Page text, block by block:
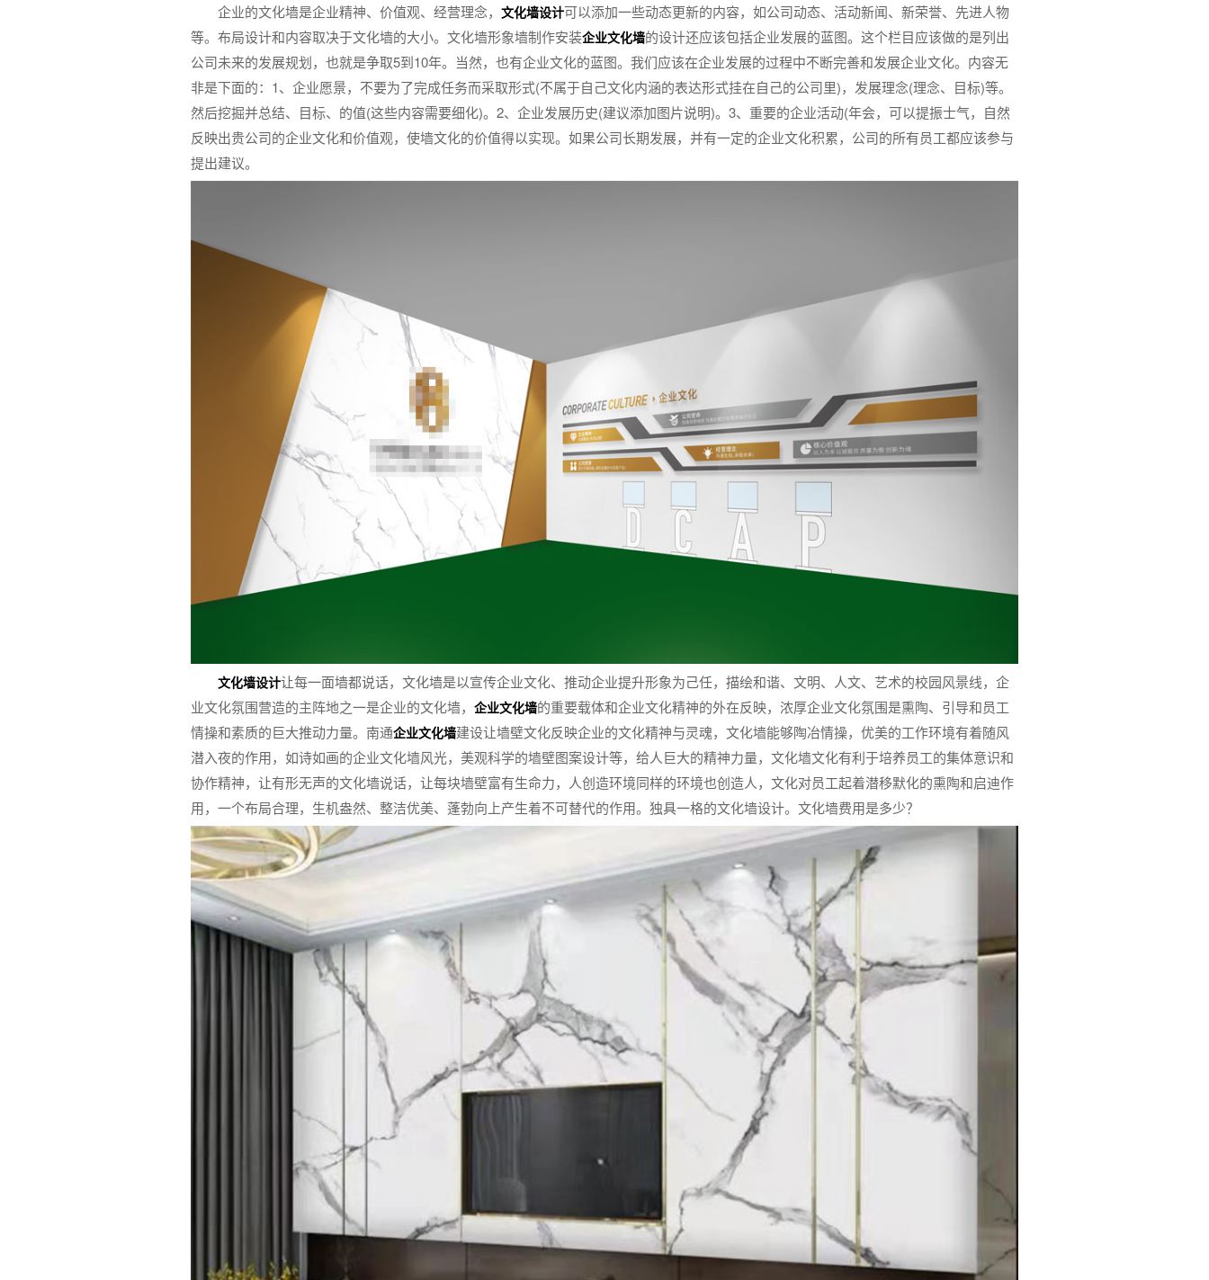
企业的文化墙是企业精神、价值观、经营理念， 文化墙设计可以添加一些动态更新的内容，如公司动态、活动新闻、新荣誉、先进人物
等。布局设计和内容取决于文化墙的大小。文化墙形象墙制作安装企业文化墙的设计还应该包括企业发展的蓝图。这个栏目应该做的是列出
公司未来的发展规划，也就是争取5到10年。当然，也有企业文化的蓝图。我们应该在企业发展的过程中不断完善和发展企业文化。内容无
非是下面的：1、企业愿景，不要为了完成任务而采取形式(不属于自己文化内涵的表达形式挂在自己的公司里)，发展理念(理念、目标)等。
然后挖掘并总结、目标、的值(这些内容需要细化)。2、企业发展历史(建议添加图片说明)。3、重要的企业活动(年会，可以提振士气，自然
反映出贵公司的企业文化和价值观，使墙文化的价值得以实现。如果公司长期发展，并有一定的企业文化积累，公司的所有员工都应该参与
提出建议。
文化墙设计让每一面墙都说话，文化墙是以宣传企业文化、推动企业提升形象为己任，描绘和谐、文明、人文、艺术的校园风景线，企
业文化氛围营造的主阵地之一是企业的文化墙， 企业文化墙的重要载体和企业文化精神的外在反映，浓厚企业文化氛围是熏陶、引导和员工
情操和素质的巨大推动力量。南通企业文化墙建设让墙壁文化反映企业的文化精神与灵魂，文化墙能够陶冶情操，优美的工作环境有着随风
潜入夜的作用，如诗如画的企业文化墙风光，美观科学的墙壁图案设计等，给人巨大的精神力量，文化墙文化有利于培养员工的集体意识和
协作精神，让有形无声的文化墙说话，让每块墙壁富有生命力，人创造环境同样的环境也创造人，文化对员工起着潜移默化的熏陶和启迪作
用，一个布局合理，生机盎然、整洁优美、蓬勃向上产生着不可替代的作用。独具一格的文化墙设计。文化墙费用是多少？